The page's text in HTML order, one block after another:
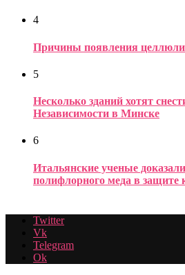
4
Причины появления
5
Несколько зданий хотят
Независимости в Минске
6
Итальянские ученые
полифлорного меда в защите
Twitter
Vk
Telegram
Ok